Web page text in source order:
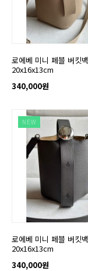
로에베 미니 페블 버킷백
20x16x13cm
340,000원
NEW
로에베 미니 페블 버킷백
20x16x13cm
340,000원